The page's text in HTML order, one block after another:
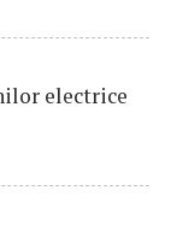
electrice